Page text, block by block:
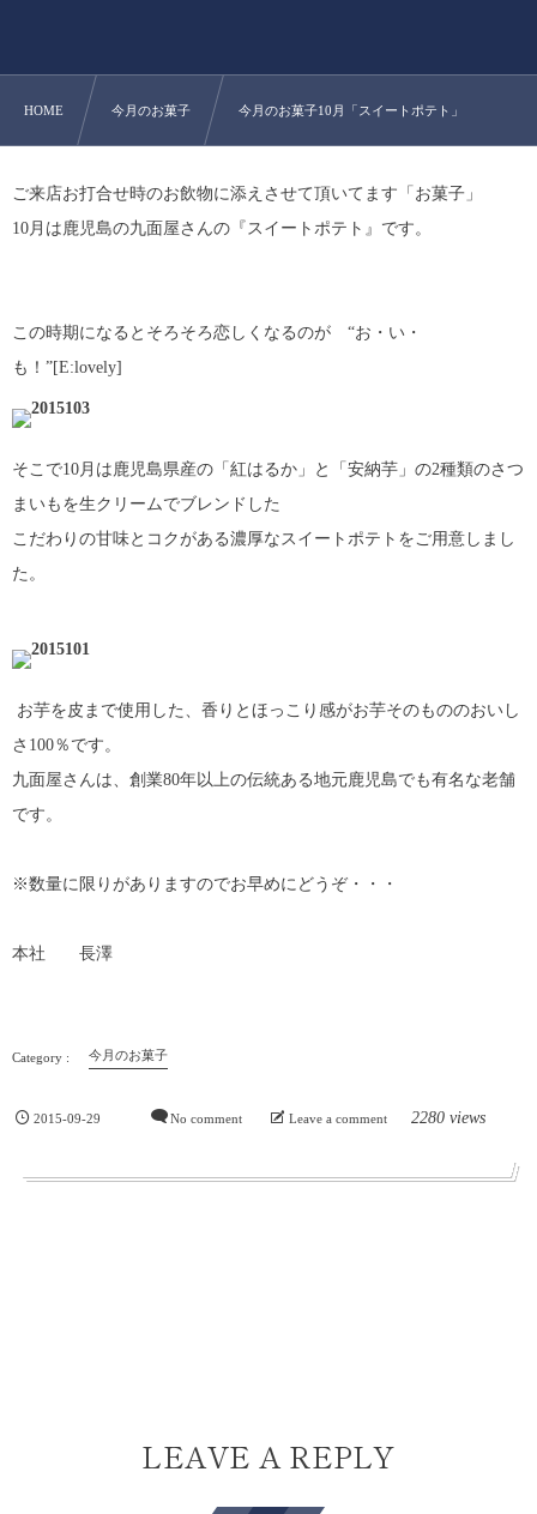
HOME 今月のお菓子 今月のお菓子10月「スイートポテト」
ご来店お打合せ時のお飲物に添えさせて頂いてます「お菓子」
10月は鹿児島の九面屋さんの『スイートポテト』です。
この時期になるとそろそろ恋しくなるのが “お・い・
も！”[E:lovely]
そこで10月は鹿児島県産の「紅はるか」と「安納芋」の2種類のさつ
まいもを生クリームでブレンドした
こだわりの甘味とコクがある濃厚なスイートポテトをご用意しまし
た。
お芋を皮まで使用した、香りとほっこり感がお芋そのもののおいし
さ100％です。
九面屋さんは、創業80年以上の伝統ある地元鹿児島でも有名な老舗
です。
※数量に限りがありますのでお早めにどうぞ・・・
本社 長澤
今月のお菓子
2015-09-29 No comment Leave a comment 2280 views
LEAVE A REPLY